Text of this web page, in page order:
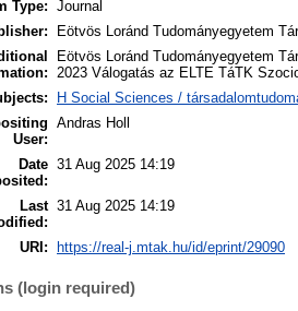
Type:
Journal
Eötvös Loránd Tudományegyetem
Eötvös Loránd Tudományegyetem
2023 Válogatás az ELTE TáTK
H Social Sciences /
User:
Andras Holl
Date 31 Aug 2025 14:19
Last 31 Aug 2025 14:19
URI: https://real-j.mtak.hu/id/eprint/29090
(login required)